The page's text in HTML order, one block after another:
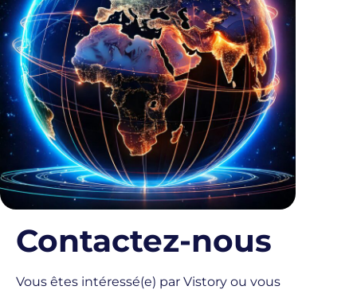
Contactez-nous
Vous êtes intéressé(e) par Vistory ou vous